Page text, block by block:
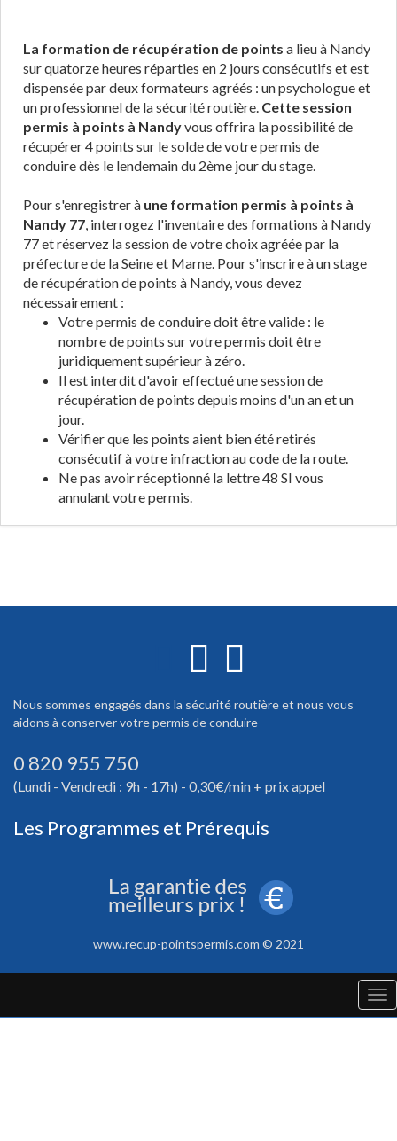
La formation de récupération de points a lieu à Nandy
sur quatorze heures réparties en 2 jours consécutifs et est
dispensée par deux formateurs agréés : un psychologue et
un professionnel de la sécurité routière. Cette session
permis à points à Nandyvous offrira la possibilité de
récupérer 4 points sur le solde de votre permis de
conduire dès le lendemain du 2ème jour du stage.
Pour s'enregistrer à une formation permis à points à
Nandy 77, interrogez l'inventaire des formations à Nandy
77 et réservez la session de votre choix agréée par la
préfecture de la Seine et Marne. Pour s'inscrire à un stage
de récupération de points à Nandy, vous devez
nécessairement :
Votre permis de conduire doit être valide : le
nombre de points sur votre permis doit être
juridiquement supérieur à zéro.
Il est interdit d'avoir effectué une session de
récupération de points depuis moins d'un an et un
jour.
Vérifier que les points aient bien été retirés
consécutif à votre infraction au code de la route.
Ne pas avoir réceptionné la lettre 48 SI vous
annulant votre permis.
Nous sommes engagés dans la sécurité routière et nous vous
aidons à conserver votre permis de conduire
0 820 955 750
(Lundi - Vendredi : 9h - 17h) - 0,30€/min + prix appel
Les Programmes et Prérequis
www.recup-pointspermis.com © 2021